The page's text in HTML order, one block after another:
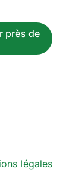
près de
légales